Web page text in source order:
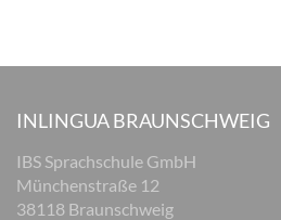
INLINGUA BRAUNSCHWEIG
IBS Sprachschule GmbH
Münchenstraße 12
38118 Braunschweig